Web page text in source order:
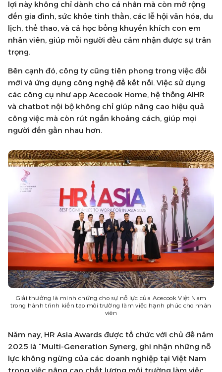
lợi này không chỉ dành cho cá nhân mà còn mở rộng
đến gia đình, sức khỏe tinh thần, các lễ hội văn hóa, du
lịch, thể thao, và cả học bổng khuyến khích con em
nhân viên, giúp mỗi người đều cảm nhận được sự trân
trọng.
Bên cạnh đó, công ty cũng tiên phong trong việc đổi
mới và ứng dụng công nghệ để kết nối. Việc sử dụng
các công cụ như app Acecook Home, hệ thống AIHR
và chatbot nội bộ không chỉ giúp nâng cao hiệu quả
công việc mà còn rút ngắn khoảng cách, giúp mọi
người đến gần nhau hơn.
Giải thưởng là minh chứng cho sự nỗ lực của Acecook Việt Nam
trong hành trình kiến tạo môi trường làm việc hạnh phúc cho nhân
viên
Năm nay, HR Asia Awards được tổ chức với chủ đề năm
2025 là “Multi-Generation Synerg, ghi nhận những nỗ
lực không ngừng của các doanh nghiệp tại Việt Nam
trong việc nâng cao chất lượng môi trường làm việc